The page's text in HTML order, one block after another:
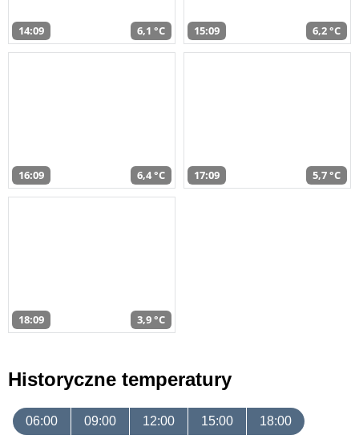
14:09 6,1 °C 15:09 6,2 °C
16:09 6,4 °C 17:09 5,7 °C
18:09 3,9 °C
Historyczne temperatury
06:00 09:00 12:00 15:00 18:00